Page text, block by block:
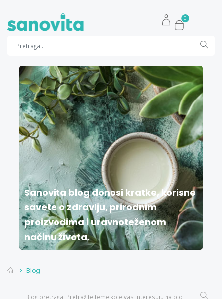
0
Sanovita blog donosi kratke, korisne
savete o zdravlju, prirodnim
proizvodima i uravnoteženom
načinu života.
Blog